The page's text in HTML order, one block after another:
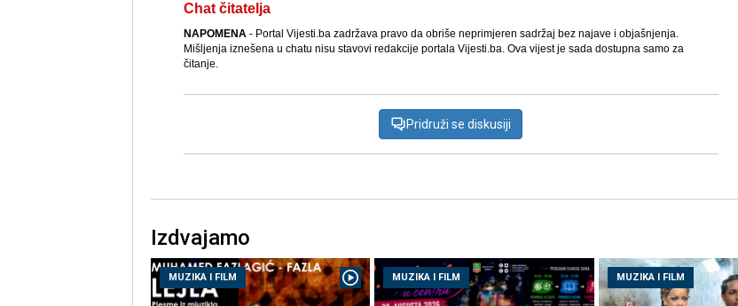
Chat čitatelja
NAPOMENA- Portal Vijesti.ba zadržava pravo da obriše neprimjeren sadržaj bez najave i objašnjenja.
Mišljenja iznešena u chatu nisu stavovi redakcije portala Vijesti.ba. Ova vijest je sada dostupna samo za
čitanje.
Pridruži se diskusiji
Izdvajamo
MUZIKA I FILM MUZIKA I FILM MUZIKA I FILM